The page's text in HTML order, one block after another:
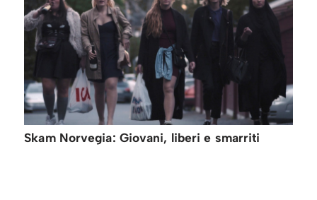
Skam Norvegia: Giovani, liberi e smarriti